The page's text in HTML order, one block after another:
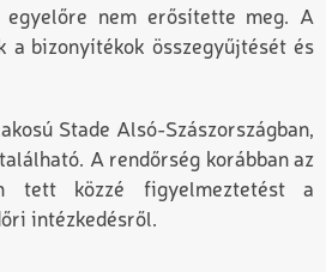
egyelőre nem erősítette meg. A
a bizonyítékok összegyűjtését és
Stade Alsó-Szászországban,
A rendőrség korábban az
tett közzé figyelmeztetést a
intézkedésről.